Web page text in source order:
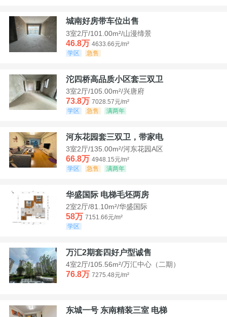
城南好房带车位出售
3室2厅/101.00m²/山漫缔景
46.8万 4633.66元/m²
学区
急售
沱四桥高品质小区套三双卫
3室2厅/105.00m²/兴唐府
73.8万 7028.57元/m²
学区
急售 满两年
河东花园套三双卫，带家电
3室2厅/135.00m²/河东花园A区
66.8万 4948.15元/m²
学区
急售 满两年
华盛国际 电梯毛坯两房
2室2厅/81.10m²/华盛国际
58万 7151.66元/m²
学区
万汇2期套四好户型诚售
4室2厅/105.56m²/万汇中心（二期）
76.8万 7275.48元/m²
东城一号 东南精装三室 电梯